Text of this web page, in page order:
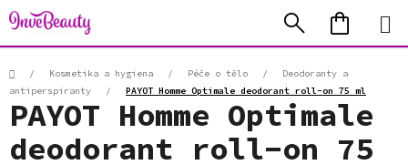
Přejít
na
obsah
Hledat
KOŠÍK
Domů/ Kosmetika a hygiena / Péče o tělo /
Deodoranty a
antiperspiranty
/ PAYOT Homme Optimale deodorant roll-on 75 ml
PAYOT Homme Optimale
deodorant roll-on 75